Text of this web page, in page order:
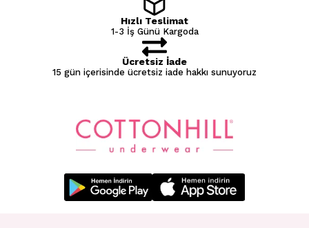
Hızlı Teslimat
1-3 İş Günü Kargoda
Ücretsiz İade
15 gün içerisinde ücretsiz iade hakkı sunuyoruz